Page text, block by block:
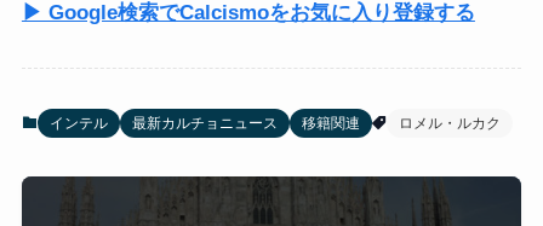
▶ Google検索でCalcismoをお気に入り登録する
インテル 最新カルチョニュース 移籍関連 ロメル・ルカク